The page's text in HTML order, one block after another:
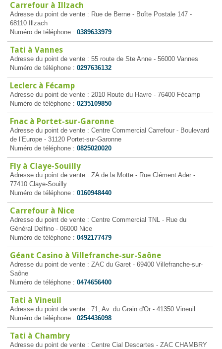
Carrefour à Illzach
Adresse du point de vente : Rue de Berne - Boîte Postale 147 -
68110 Illzach
Numéro de téléphone : 0389633979
Tati à Vannes
Adresse du point de vente : 55 route de Ste Anne - 56000 Vannes
Numéro de téléphone : 0297636132
Leclerc à Fécamp
Adresse du point de vente : 2010 Route du Havre - 76400 Fécamp
Numéro de téléphone : 0235109850
Fnac à Portet-sur-Garonne
Adresse du point de vente : Centre Commercial Carrefour - Boulevard
de l’Europe - 31120 Portet-sur-Garonne
Numéro de téléphone : 0825020020
Fly à Claye-Souilly
Adresse du point de vente : ZA de la Motte - Rue Clément Ader -
77410 Claye-Souilly
Numéro de téléphone : 0160948440
Carrefour à Nice
Adresse du point de vente : Centre Commercial TNL - Rue du
Général Delfino - 06000 Nice
Numéro de téléphone : 0492177479
Géant Casino à Villefranche-sur-Saône
Adresse du point de vente : ZAC du Garet - 69400 Villefranche-sur-
Saône
Numéro de téléphone : 0474656400
Tati à Vineuil
Adresse du point de vente : 71, Av. du Grain d'Or - 41350 Vineuil
Numéro de téléphone : 0254436098
Tati à Chambry
Adresse du point de vente : Centre Cial Descartes - ZAC CHAMBRY